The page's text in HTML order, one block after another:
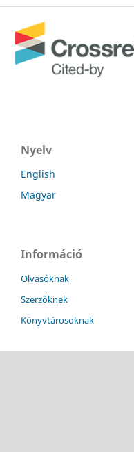
Nyelv
English
Magyar
Információ
Olvasóknak
Szerzőknek
Könyvtárosoknak